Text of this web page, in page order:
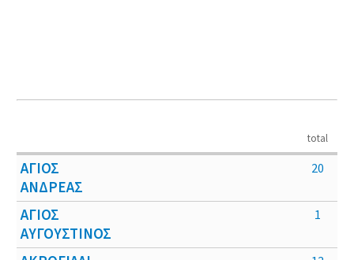
total
ΑΓΙΟΣ
ΑΝΔΡΕΑΣ
20
ΑΓΙΟΣ
ΑΥΓΟΥΣΤΙΝΟΣ
1